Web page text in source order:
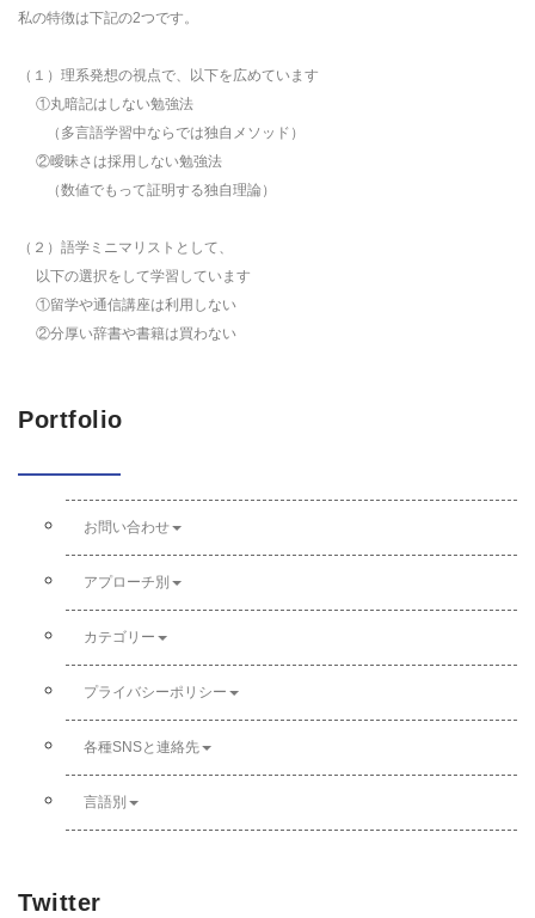
私の特徴は下記の2つです。
（１）理系発想の視点で、以下を広めています
①丸暗記はしない勉強法
（多言語学習中ならでは独自メソッド）
②曖昧さは採用しない勉強法
（数値でもって証明する独自理論）
（２）語学ミニマリストとして、
以下の選択をして学習しています
①留学や通信講座は利用しない
②分厚い辞書や書籍は買わない
Portfolio
お問い合わせ
アプローチ別
カテゴリー
プライバシーポリシー
各種SNSと連絡先
言語別
Twitter